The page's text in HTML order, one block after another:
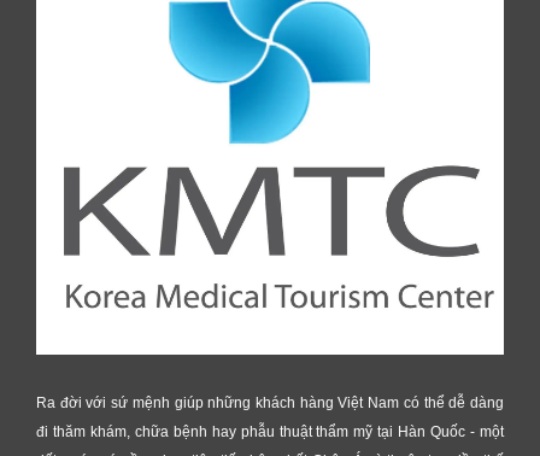
Ra đời với sứ mệnh giúp những khách hàng Việt Nam có thể dễ dàng
đi thăm khám, chữa bệnh hay phẫu thuật thẩm mỹ tại Hàn Quốc - một